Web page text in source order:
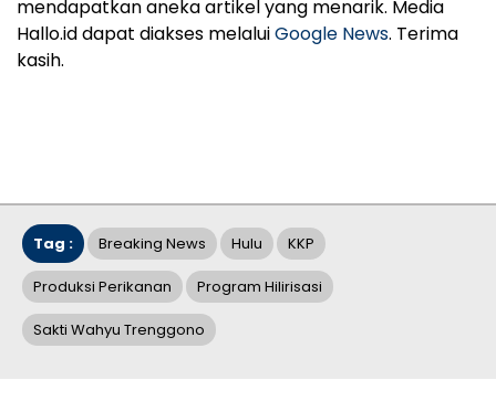
mendapatkan aneka artikel yang menarik. Media
Hallo.id dapat diakses melaluiGoogle News. Terima
kasih.
Tag : Breaking News Hulu KKP
Produksi Perikanan Program Hilirisasi
Sakti Wahyu Trenggono